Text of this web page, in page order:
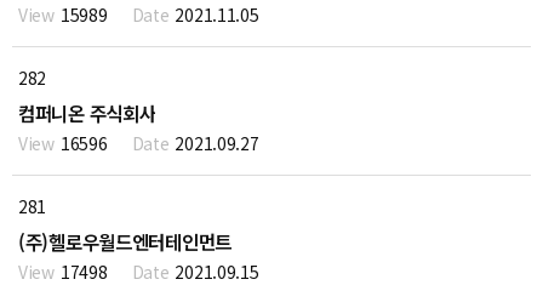
15989 2021.11.05
282
컴퍼니온 주식회사
16596 2021.09.27
281
(주)헬로우월드엔터테인먼트
17498 2021.09.15